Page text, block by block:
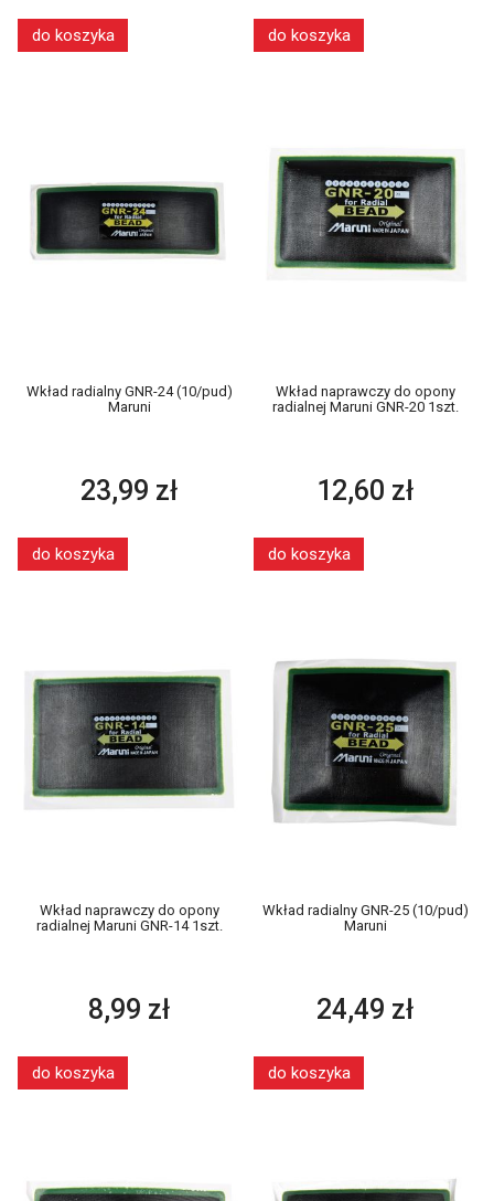
do koszyka do koszyka
Wkład radialny GNR-24 (10/pud)
Maruni
23,99 zł
do koszyka
Wkład naprawczy do opony
radialnej Maruni GNR-20 1szt.
12,60 zł
do koszyka
Wkład naprawczy do opony
radialnej Maruni GNR-14 1szt.
8,99 zł
do koszyka
Wkład radialny GNR-25 (10/pud)
Maruni
24,49 zł
do koszyka